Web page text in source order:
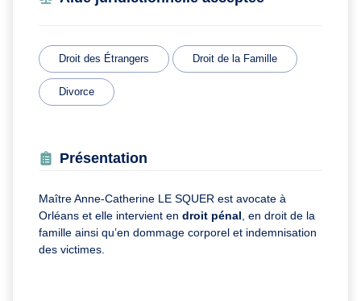
Droit des Étrangers Droit de la Famille
Divorce
Présentation
Maître Anne-Catherine LE SQUER est avocate à
Orléans et elle intervient en droit pénal , en droit de la
famille ainsi qu’en dommage corporel et indemnisation
des victimes.